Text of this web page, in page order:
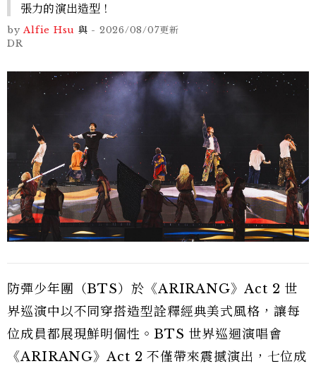
張力的演出造型！
by Alfie Hsu 與 - 2026/08/07更新
DR
防彈少年團（BTS）於《ARIRANG》Act 2 世
界巡演中以不同穿搭造型詮釋經典美式風格，讓每
位成員都展現鮮明個性。BTS 世界巡迴演唱會
《ARIRANG》Act 2 不僅帶來震撼演出，七位成